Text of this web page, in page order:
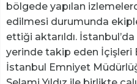
bölgede yapılan
edilmesi durumunda
ettiği aktarıldı.
yerinde takip eden İçişleri
İstanbul Emniyet